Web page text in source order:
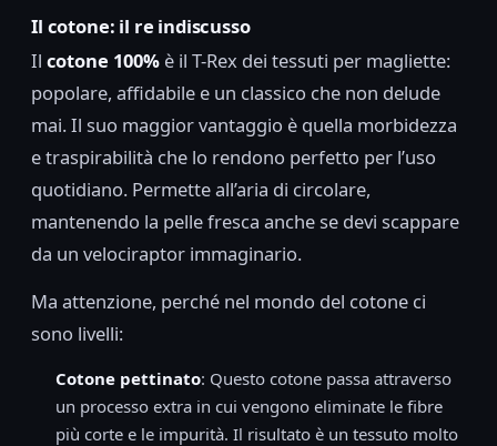
Il cotone: il re indiscusso
Il cotone 100% è il T-Rex dei tessuti per magliette:
popolare, affidabile e un classico che non delude
mai. Il suo maggior vantaggio è quella morbidezza
e traspirabilità che lo rendono perfetto per l’uso
quotidiano. Permette all’aria di circolare,
mantenendo la pelle fresca anche se devi scappare
da un velociraptor immaginario.
Ma attenzione, perché nel mondo del cotone ci
sono livelli:
Cotone pettinato: Questo cotone passa attraverso
un processo extra in cui vengono eliminate le fibre
più corte e le impurità. Il risultato è un tessuto molto